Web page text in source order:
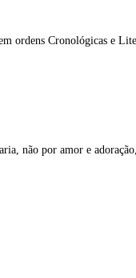
ordens Cronológicas e
não por amor e adoração,